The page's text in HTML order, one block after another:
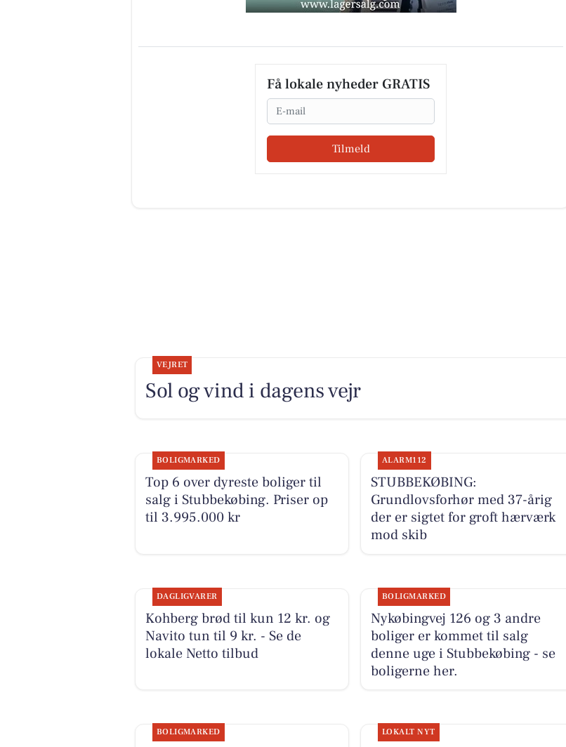
Få lokale nyheder GRATIS
Email
Tilmeld
VEJRET
Sol og vind i dagens vejr
BOLIGMARKED
Top 6 over dyreste boliger til
salg i Stubbekøbing. Priser op
til 3.995.000 kr
ALARM112
STUBBEKØBING:
Grundlovsforhør med 37-årig
der er sigtet for groft hærværk
mod skib
DAGLIGVARER
Kohberg brød til kun 12 kr. og
Navito tun til 9 kr. - Se de
lokale Netto tilbud
BOLIGMARKED
Nykøbingvej 126 og 3 andre
boliger er kommet til salg
denne uge i Stubbekøbing - se
boligerne her.
BOLIGMARKED LOKALT NYT